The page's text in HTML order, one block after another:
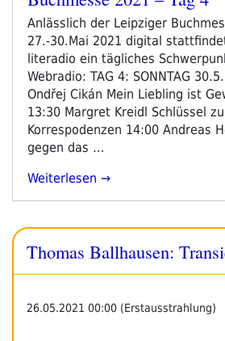
Anlässlich der Leipziger
27.-30.Mai 2021 digital
literadio ein tägliches
Webradio: TAG 4: SONNTAG
Ondřej Cikán Mein Liebling ist
13:30 Margret Kreidl Schlüssel
Korrespodenzen 14:00 Andreas
gegen das …
„Programm
Buchmesse
2021
4“
Weiterlesen
Thomas Ballhausen:
26.05.2021 00:00 (Erstausstrahlung)